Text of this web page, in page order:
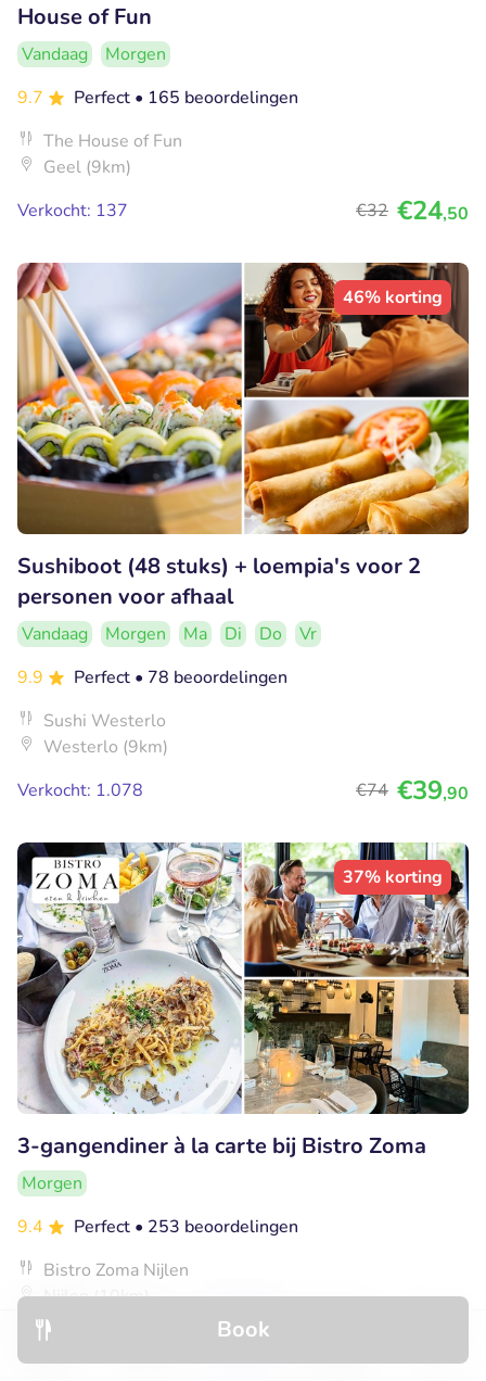
Book
House of Fun
Vandaag
Morgen
9.7
Perfect • 165 beoordelingen
The House of Fun
Geel (9km)
Verkocht: 137
€32 €24,50
46% korting
Sushiboot (48 stuks) + loempia's voor 2
personen voor afhaal
Vandaag Morgen Ma Di Do
Vr
9.9
Perfect • 78 beoordelingen
Sushi Westerlo
Westerlo (9km)
Verkocht: 1.078
€74 €39,90
37% korting
3-gangendiner à la carte bij Bistro Zoma
Morgen
9.4
Perfect • 253 beoordelingen
Bistro Zoma Nijlen
Nijlen (10km)
Verkocht: 903